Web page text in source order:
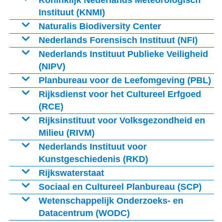
Instituut (KNMI)
Het
Naturalis Biodiversity Center
Nederlands Forensisch Instituut (NFI)
Het
Nederlands Instituut Publieke Veiligheid
(NIPV)
Het
Planbureau voor de Leefomgeving (PBL)
Het
Rijksdienst voor het Cultureel Erfgoed
(RCE)
DeRijksinstituut voor Volksgezondheid en
Milieu (RIVM)
Het
Nederlands Instituut voor
Kunstgeschiedenis (RKD)
Het
Rijkswaterstaat
Sociaal en Cultureel Planbureau (SCP)
Het
Wetenschappelijk Onderzoeks- en
Datacentrum (WODC)